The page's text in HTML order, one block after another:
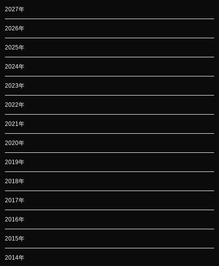
2027年
2026年
2025年
2024年
2023年
2022年
2021年
2020年
2019年
2018年
2017年
2016年
2015年
2014年